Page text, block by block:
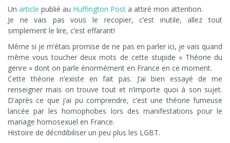
Un article publié au Huffington Post a attiré mon attention.
Je ne vais pas vous le recopier, c’est inutile, allez tout
simplement le lire, c’est effarant!
Même si je m’étais promise de ne pas en parler ici, je vais quand
même vous toucher deux mots de cette stupide « Théorie du
genre » dont on parle énormément en France en ce moment.
Cette théorie n’existe en fait pas. J’ai bien essayé de me
renseigner mais on trouve tout et n’importe quoi à son sujet.
D’après ce que j’ai pu comprendre, c’est une théorie fumeuse
lancée par les homophobes lors des manifestations pour le
mariage homosexuel en France.
Histoire de décridibiliser un peu plus les LGBT.